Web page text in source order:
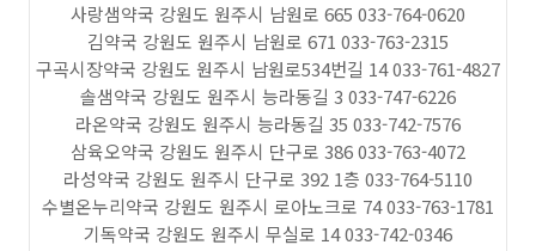
사랑샘약국 강원도 원주시 남원로 665 033-764-0620
김약국 강원도 원주시 남원로 671 033-763-2315
구곡시장약국 강원도 원주시 남원로534번길 14 033-761-4827
솔샘약국 강원도 원주시 능라동길 3 033-747-6226
라온약국 강원도 원주시 능라동길 35 033-742-7576
삼육오약국 강원도 원주시 단구로 386 033-763-4072
라성약국 강원도 원주시 단구로 392 1층 033-764-5110
수별온누리약국 강원도 원주시 로아노크로 74 033-763-1781
기독약국 강원도 원주시 무실로 14 033-742-0346